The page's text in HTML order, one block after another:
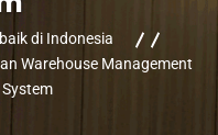
di Indonesia
Warehouse Management